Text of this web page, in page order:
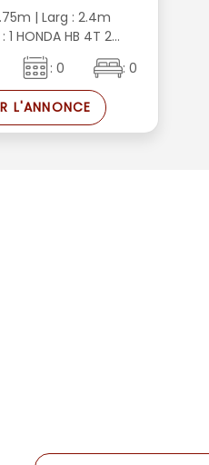
| Larg : 2.4m
HONDA HB 4T 2...
: 0 : 0
L'ANNONCE